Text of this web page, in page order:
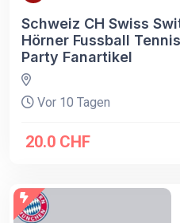
Schweiz CH Swiss
Hörner Fussball
Party Fanartikel
Vor 10 Tagen
20.0 CHF